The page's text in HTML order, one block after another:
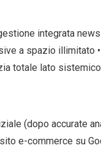
integrata
a spazio illimitato
totale lato sistemico
(dopo accurate
e-commerce su